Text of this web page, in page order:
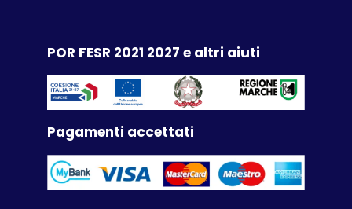
POR FESR 2021 2027 e altri aiuti
Pagamenti accettati